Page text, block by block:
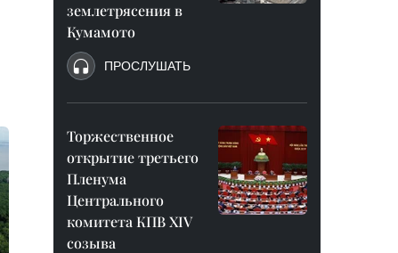
землетрясения в
Кумамото
ПРОСЛУШАТЬ
Торжественное
открытие третьего
Пленума
Центрального
комитета КПВ XIV
созыва